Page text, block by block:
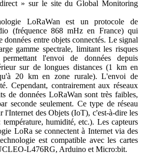
» sur le site du Global Monitoring
LoRaWan est un protocole de
(fréquence 868 mHz en France) qui
données entre objets connectés. Le signal
gamme spectrale, limitant les risques
permettant l'envoi de données depuis
sur de longues distances (1 km en
20 km en zone rurale). L'envoi de
Cependant, contrairement aux réseaux
de données LoRaWan sont très faibles,
seconde seulement. Ce type de réseau
l'Internet des Objets (IoT), c'est-à-dire les
humidité, etc.). Les capteurs
LoRa se connectent à Internet via des
est compatible avec les cartes
L476RG, Arduino et Micro:bit.